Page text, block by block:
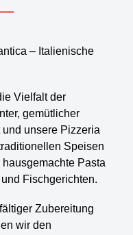
– Italienische
Vielfalt der
gemütlicher
unsere Pizzeria
Speisen
Pasta
Fischgerichten.
Zubereitung
wir den